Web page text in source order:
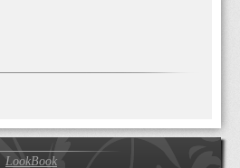
LookBook